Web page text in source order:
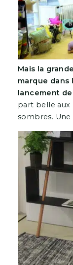
Mais la
marque dans
lancement
part belle aux
sombres. Une